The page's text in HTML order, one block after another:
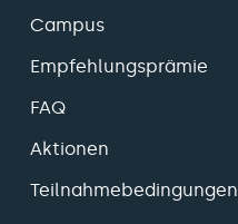
Campus
Empfehlungsprämie
FAQ
Aktionen
Teilnahmebedingungen